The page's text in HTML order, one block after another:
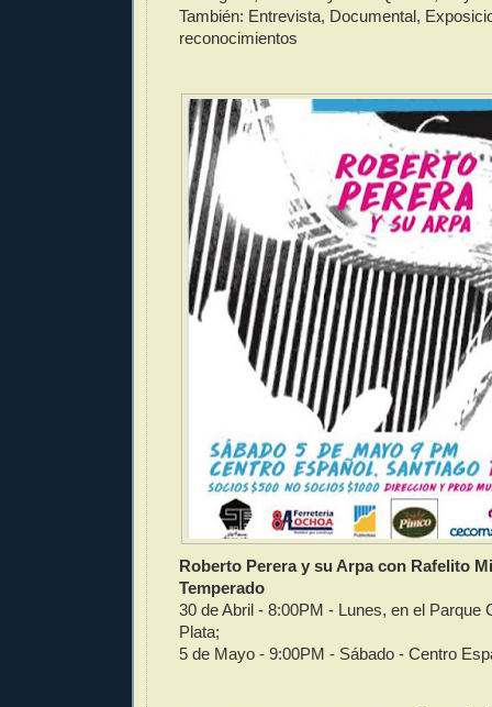
También: Entrevista, Documental,
reconocimientos
Roberto Perera y su Arpa con Rafelito
Temperado
30 de Abril - 8:00PM - Lunes, en el Parque
Plata;
5 de Mayo - 9:00PM - Sábado - Centro